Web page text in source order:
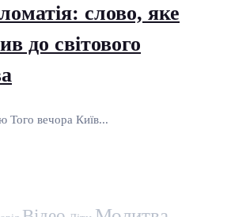
слово, яке
до світового
Того вечора Київ...